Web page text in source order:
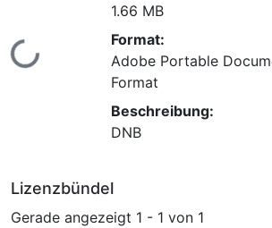
Lade...
1.66 MB
Format:
Adobe Portable
Format
Beschreibung:
DNB
Lizenzbündel
Gerade angezeigt 1 - 1 von 1